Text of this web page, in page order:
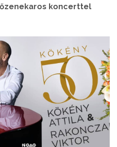
koncerttel